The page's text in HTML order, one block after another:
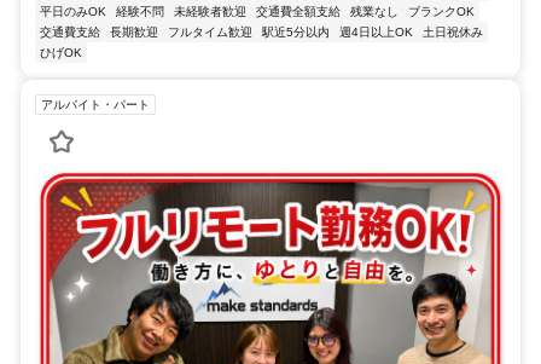
平日のみOK
経験不問 未経験者歓迎 交通費全額支給 残業なし
ブランクOK
交通費支給
長期歓迎 フルタイム歓迎 駅近5分以内 週4日以上OK
土日祝休み
ひげOK
アルバイト・パート